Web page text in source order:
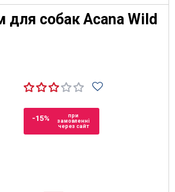
для собак Acana Wild
-15%
при
замовленні
через сайт